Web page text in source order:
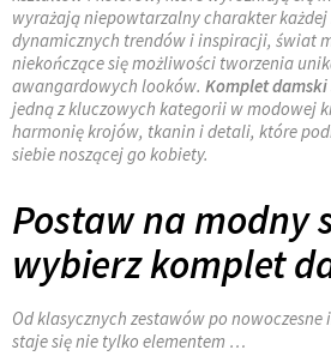
wyrażają niepowtarzalny charakter każdej
dynamicznych trendów i inspiracji, świat
niekończące się możliwości tworzenia
awangardowych looków. Komplet damski
jedną z kluczowych kategorii w modowej
harmonię krojów, tkanin i detali, które
siebie noszącej go kobiety.
Postaw na modny
wybierz komplet
Od klasycznych zestawów po
staje się nie tylko elementem …